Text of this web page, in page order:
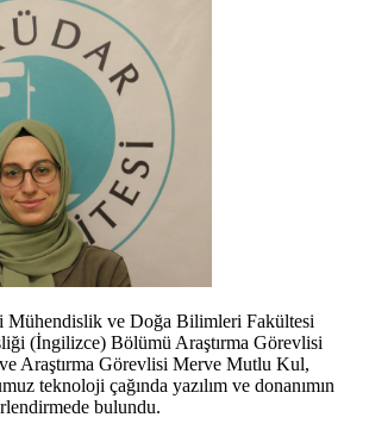
Mühendislik ve Doğa Bilimleri Fakültesi
(İngilizce) Bölümü Araştırma Görevlisi
Araştırma Görevlisi Merve Mutlu Kul,
teknoloji çağında yazılım ve donanımın
bulundu.